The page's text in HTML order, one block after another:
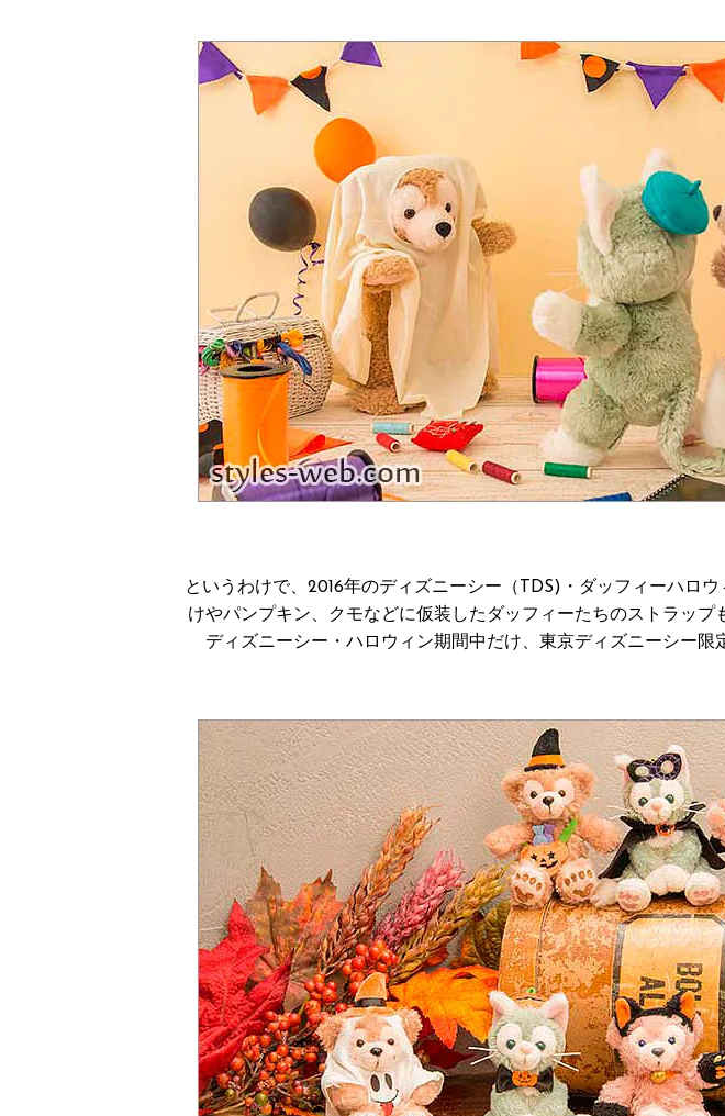
というわけで、2016年のディズニーシー（TDS)・ダッフィーハロ
けやパンプキン、クモなどに仮装したダッフィーたちのストラップ
ディズニーシー・ハロウィン期間中だけ、東京ディズニーシー限